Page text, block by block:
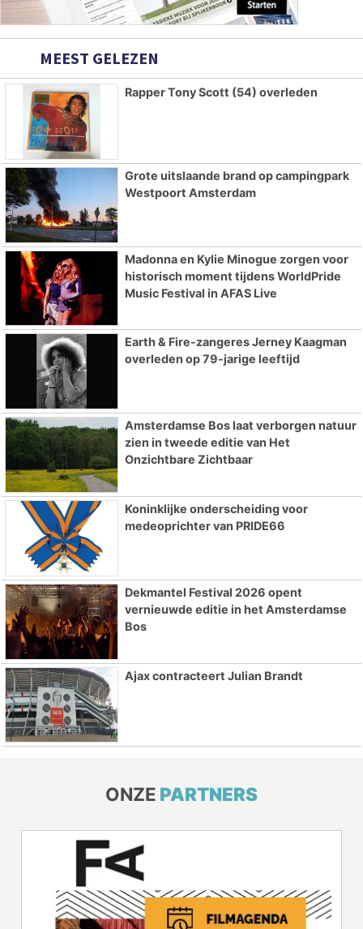
MEEST GELEZEN
Rapper Tony Scott (54) overleden
Grote uitslaande brand op campingpark
Westpoort Amsterdam
Madonna en Kylie Minogue zorgen voor
historisch moment tijdens WorldPride
Music Festival in AFAS Live
Earth & Fire-zangeres Jerney Kaagman
overleden op 79-jarige leeftijd
Amsterdamse Bos laat verborgen natuur
zien in tweede editie van Het
Onzichtbare Zichtbaar
Koninklijke onderscheiding voor
medeoprichter van PRIDE66
Dekmantel Festival 2026 opent
vernieuwde editie in het Amsterdamse
Bos
Ajax contracteert Julian Brandt
ONZE PARTNERS